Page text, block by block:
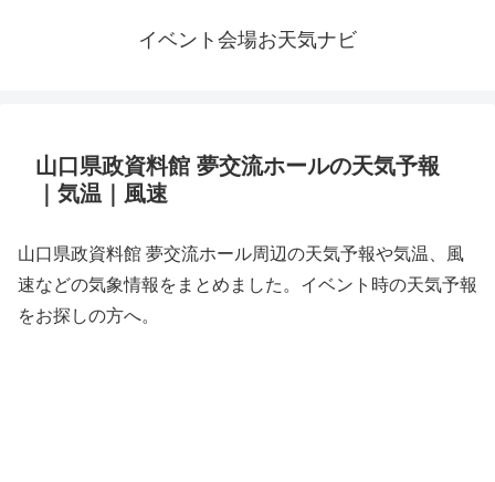
イベント会場お天気ナビ
山口県政資料館 夢交流ホールの天気予報
｜気温｜風速
山口県政資料館 夢交流ホール周辺の天気予報や気温、風
速などの気象情報をまとめました。イベント時の天気予報
をお探しの方へ。